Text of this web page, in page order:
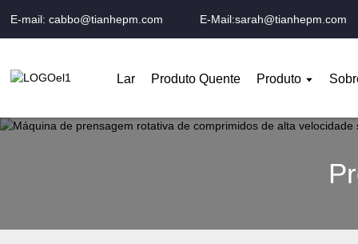
E-mail: cabbo@tianhepm.com E-Mail:sarah@tianhepm.com
Lar Produto Quente Produto